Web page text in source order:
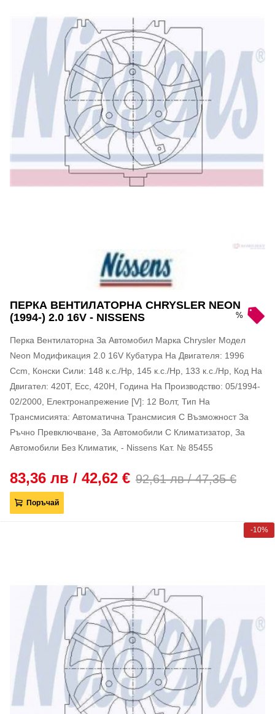
ПЕРКА ВЕНТИЛАТОРНА CHRYSLER NEON
(1994-) 2.0 16V - NISSENS
Перка Вентилаторна За Автомобил Марка Chrysler Модел
Neon Модификация 2.0 16V Кубатура На Двигателя: 1996
Ccm, Конски Сили: 148 к.с./Hp, 145 к.с./Hp, 133 к.с./Hp, Код На
Двигател: 420T, Ecc, 420H, Година На Производство: 05/1994-
02/2000, Електронапрежение [V]: 12 Волт, Тип На
Трансмисията: Автоматична Трансмисия С Възможност За
Ръчно Превключване, За Автомобили С Климатизатор, За
Автомобили Без Климатик, - Nissens Кат. № 85455
83,36 лв / 42,62 € 92,61 лв / 47,35 €
%
Поръчай
-10%